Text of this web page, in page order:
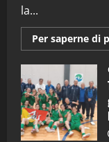
5
la...
Per saperne di